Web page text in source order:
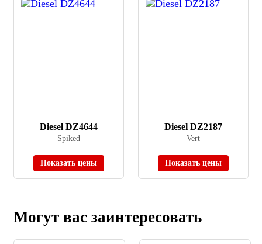
Diesel DZ4644
Spiked
Показать цены
Diesel DZ2187
Vert
Показать цены
Могут вас заинтересовать